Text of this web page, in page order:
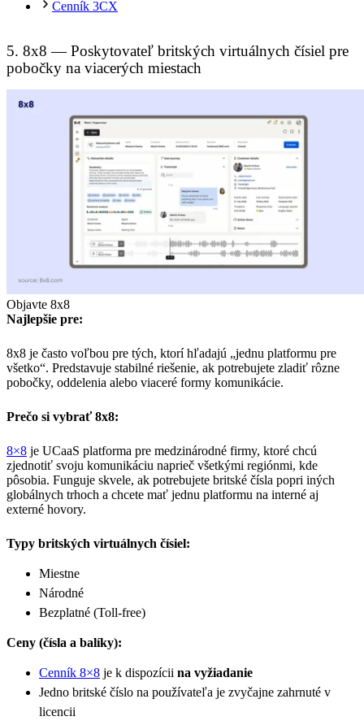
Cenník 3CX
5. 8x8 — Poskytovateľ britských virtuálnych čísiel pre
pobočky na viacerých miestach
Objavte 8x8
Najlepšie pre:
8x8 je často voľbou pre tých, ktorí hľadajú „jednu platformu pre
všetko“. Predstavuje stabilné riešenie, ak potrebujete zladiť rôzne
pobočky, oddelenia alebo viaceré formy komunikácie.
Prečo si vybrať 8x8:
8×8 je UCaaS platforma pre medzinárodné firmy, ktoré chcú
zjednotiť svoju komunikáciu naprieč všetkými regiónmi, kde
pôsobia. Funguje skvele, ak potrebujete britské čísla popri iných
globálnych trhoch a chcete mať jednu platformu na interné aj
externé hovory.
Typy britských virtuálnych čísiel:
Miestne
Národné
Bezplatné (Toll-free)
Ceny (čísla a balíky):
Cenník 8×8 je k dispozícii na vyžiadanie
Jedno britské číslo na používateľa je zvyčajne zahrnuté v
licencii